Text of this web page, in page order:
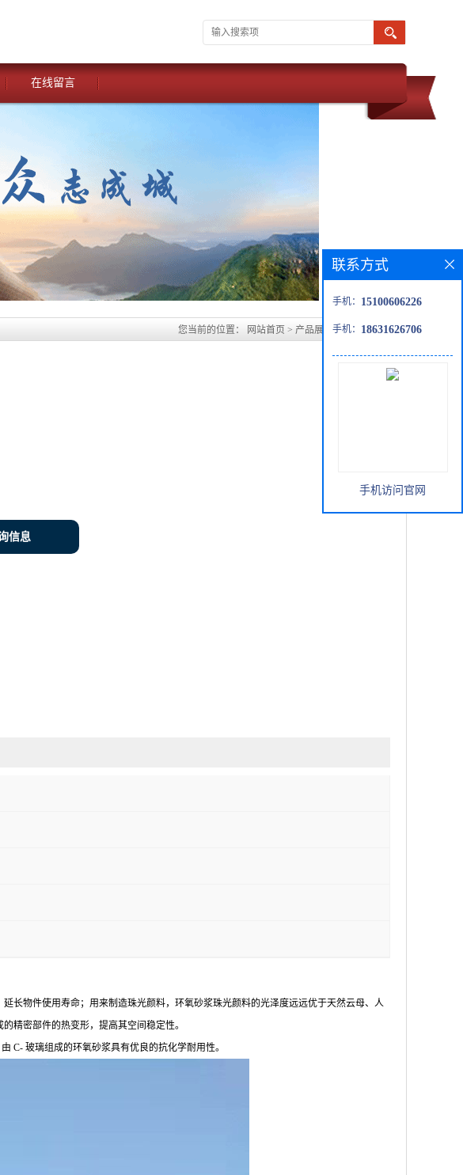
在线留言
您当前的位置： 网站首页 > 产品展厅>山东环氧砂浆
信息
长物件使用寿命；用来制造珠光颜料，环氧砂浆珠光颜料的光泽度远远优于天然云母、人
精密部件的热变形，提高其空间稳定性。
C- 玻璃组成的环氧砂浆具有优良的抗化学耐用性。
联系方式
手机： 15100606226
手机： 18631626706
手机访问官网